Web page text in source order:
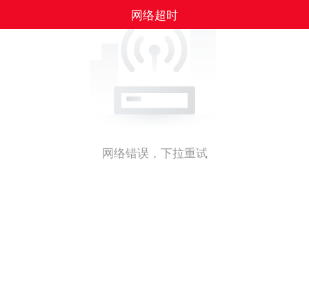
网络错误，下拉重试
网络超时